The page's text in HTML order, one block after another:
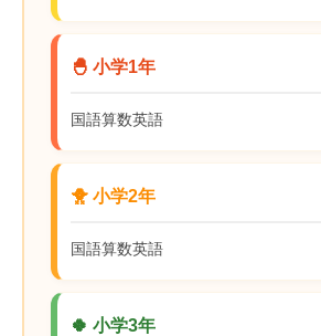
🐣 小学1年
国語算数英語
🐥 小学2年
国語算数英語
🍀 小学3年